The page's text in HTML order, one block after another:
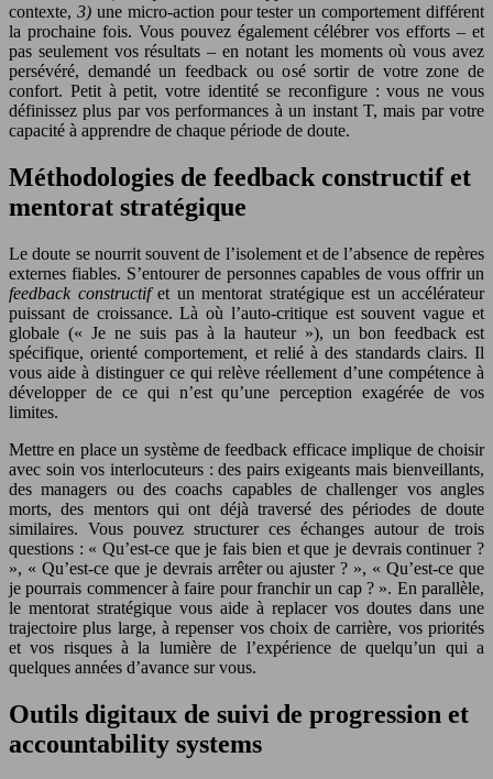
contexte, 3)une micro-action pour tester un comportement différent
la prochaine fois. Vous pouvez également célébrer vos efforts – et
pas seulement vos résultats – en notant les moments où vous avez
persévéré, demandé un feedback ou osé sortir de votre zone de
confort. Petit à petit, votre identité se reconfigure : vous ne vous
définissez plus par vos performances à un instant T, mais par votre
capacité à apprendre de chaque période de doute.
Méthodologies de feedback constructif et
mentorat stratégique
Le doute se nourrit souvent de l’isolement et de l’absence de repères
externes fiables. S’entourer de personnes capables de vous offrir un
feedback constructifet un mentorat stratégique est un accélérateur
puissant de croissance. Là où l’auto-critique est souvent vague et
globale (« Je ne suis pas à la hauteur »), un bon feedback est
spécifique, orienté comportement, et relié à des standards clairs. Il
vous aide à distinguer ce qui relève réellement d’une compétence à
développer de ce qui n’est qu’une perception exagérée de vos
limites.
Mettre en place un système de feedback efficace implique de choisir
avec soin vos interlocuteurs : des pairs exigeants mais bienveillants,
des managers ou des coachs capables de challenger vos angles
morts, des mentors qui ont déjà traversé des périodes de doute
similaires. Vous pouvez structurer ces échanges autour de trois
questions : « Qu’est-ce que je fais bien et que je devrais continuer ?
», « Qu’est-ce que je devrais arrêter ou ajuster ? », « Qu’est-ce que
je pourrais commencer à faire pour franchir un cap ? ». En parallèle,
le mentorat stratégique vous aide à replacer vos doutes dans une
trajectoire plus large, à repenser vos choix de carrière, vos priorités
et vos risques à la lumière de l’expérience de quelqu’un qui a
quelques années d’avance sur vous.
Outils digitaux de suivi de progression et
accountability systems